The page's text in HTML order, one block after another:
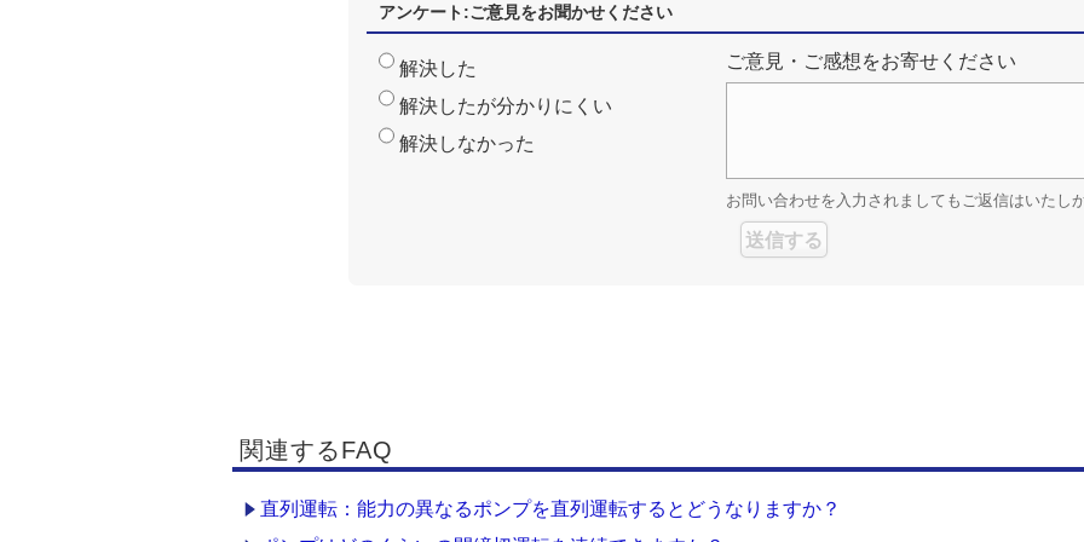
アンケート:ご意見をお聞かせください
解決した
解決したが分かりにくい
解決しなかった
ご意見・ご感想をお寄せください
お問い合わせを入力されましてもご返信はいたし
関連するFAQ
直列運転：能力の異なるポンプを直列運転するとどうなりますか？